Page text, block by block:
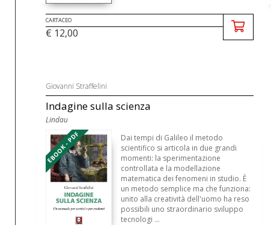
CARTACEO
€ 12,00
Giovanni Straffelini
Indagine sulla scienza
Lindau
EBOOK - PDF
Dai tempi di Galileo il metodo
scientifico si articola in due grandi
momenti: la sperimentazione
controllata e la modellazione
matematica dei fenomeni in studio. È
un metodo semplice ma che funziona:
unito alla creatività dell'uomo ha reso
possibili uno straordinario sviluppo
tecnologi ...